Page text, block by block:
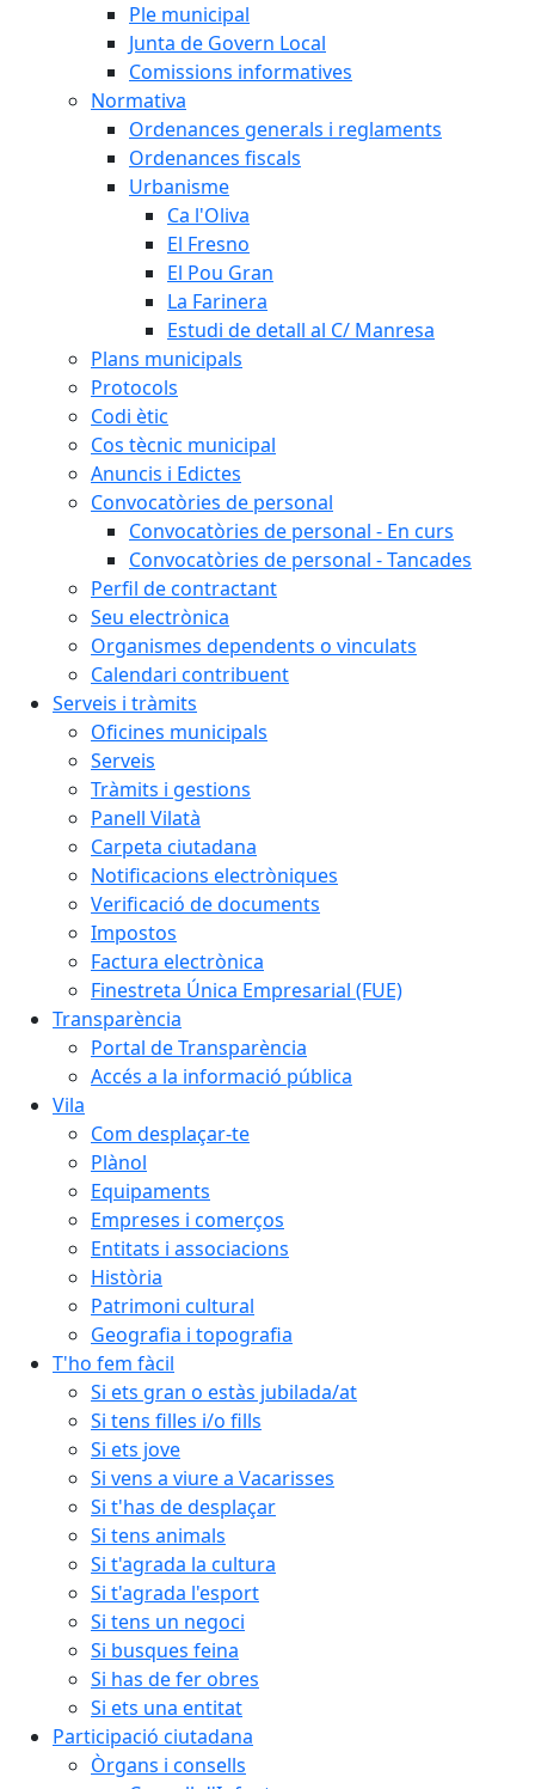
Ple municipal
Junta de Govern Local
Comissions informatives
Normativa
Ordenances generals i reglaments
Ordenances fiscals
Urbanisme
Ca l'Oliva
El Fresno
El Pou Gran
La Farinera
Estudi de detall al C/ Manresa
Plans municipals
Protocols
Codi ètic
Cos tècnic municipal
Anuncis i Edictes
Convocatòries de personal
Convocatòries de personal - En curs
Convocatòries de personal - Tancades
Perfil de contractant
Seu electrònica
Organismes dependents o vinculats
Calendari contribuent
Serveis i tràmits
Oficines municipals
Serveis
Tràmits i gestions
Panell Vilatà
Carpeta ciutadana
Notificacions electròniques
Verificació de documents
Impostos
Factura electrònica
Finestreta Única Empresarial (FUE)
Transparència
Portal de Transparència
Accés a la informació pública
Vila
Com desplaçar-te
Plànol
Equipaments
Empreses i comerços
Entitats i associacions
Història
Patrimoni cultural
Geografia i topografia
T'ho fem fàcil
Si ets gran o estàs jubilada/at
Si tens filles i/o fills
Si ets jove
Si vens a viure a Vacarisses
Si t'has de desplaçar
Si tens animals
Si t'agrada la cultura
Si t'agrada l'esport
Si tens un negoci
Si busques feina
Si has de fer obres
Si ets una entitat
Participació ciutadana
Òrgans i consells